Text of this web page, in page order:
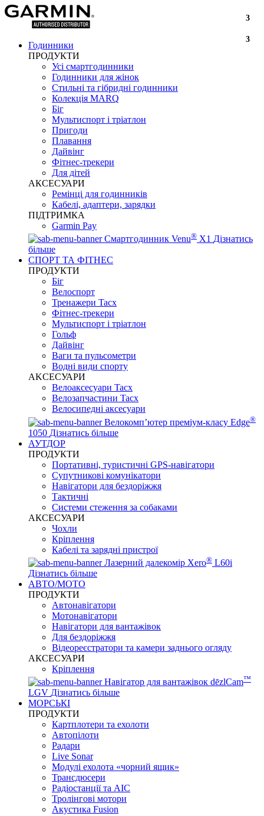
Годинники
ПРОДУКТИ
Усі смартгодинники
Годинники для жінок
Стильні та гібридні годинники
Колекція MARQ
Біг
Мультиспорт і тріатлон
Пригоди
Плавання
Дайвінг
Фітнес-трекери
Для дітей
АКСЕСУАРИ
Ремінці для годинників
Кабелі, адаптери, зарядки
ПІДТРИМКА
Garmin Pay
Смартгодинник Venu® X1 Дізнатись
більше
СПОРТ ТА ФІТНЕС
ПРОДУКТИ
Біг
Велоспорт
Тренажери Tacx
Фітнес-трекери
Мультиспорт і тріатлон
Гольф
Дайвінг
Ваги та пульсометри
Водні види спорту
AKCЕСУАРИ
Велоаксесуари Tacx
Велозапчастини Tacx
Велосипедні аксесуари
Велокомп’ютер преміум-класу Edge®
1050 Дізнатись більше
АУТДОР
ПРОДУКТИ
Портативні, туристичні GPS-навігатори
Супутникові комунікатори
Навігатори для бездоріжжя
Тактичні
Системи стеження за собаками
АКСЕСУАРИ
Чохли
Кріплення
Кабелі та зарядні пристрої
Лазерний далекомір Xero® L60i
Дізнатись більше
АВТО/МОТО
ПРОДУКТИ
Автонавігатори
Мотонавігатори
Навігатори для вантажівок
Для бездоріжжя
Відеореєстратори та камери заднього огляду
АКСЕСУАРИ
Кріплення
Навігатор для вантажівок dēzlCam™
LGV Дізнатись більше
МОРСЬКІ
ПРОДУКТИ
Картплотери та ехолоти
Автопілоти
Радари
Live Sonar
Модулі ехолота «чорний ящик»
Трансдюсери
Радіостанції та АІС
Тролінгові мотори
Акустика Fusion
3
3